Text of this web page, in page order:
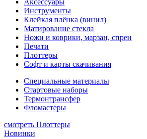
Инструменты
Клейкая плёнка (винил)
Матирование стекла
Ножи и коврики, марзан, спреи
Печати
Плоттеры
Софт и карты скачивания
Специальные материалы
Стартовые наборы
Термонтрансфер
Фломастеры
смотреть Плоттеры
Новинки